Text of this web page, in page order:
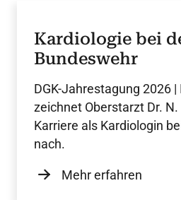
Kardiologie bei
Bundeswehr
DGK-Jahrestagung 2026
zeichnet Oberstarzt Dr.
Karriere als Kardiologin
nach.
Mehr erfahren